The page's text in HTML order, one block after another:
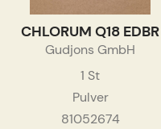
CHLORUM Q18 EDBR
Gudjons GmbH
1 St
Pulver
81052674